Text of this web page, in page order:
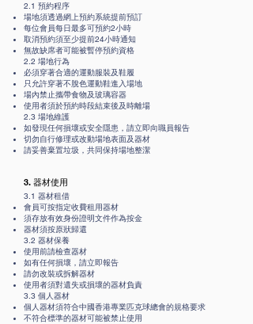
2.1 預約程序
場地須透過網上預約系統提前預訂
每位會員每日最多可預約2小時
取消預約須至少提前24小時通知
無故缺席者可能被暫停預約資格
2.2 場地行為
必須穿著合適的運動服裝及鞋履
只允許穿著不脫色運動鞋進入場地
場內禁止攜帶食物及玻璃容器
使用者須於預約時段結束後及時離場
2.3 場地維護
如發現任何損壞或安全隱患，請立即向職員報告
切勿自行修理或改動場地表面及器材
請妥善棄置垃圾，共同保持場地整潔
3. 器材使用
3.1 器材租借
會員可按指定收費租用器材
須存放有效身份證明文件作為按金
器材須按原狀歸還
3.2 器材保養
使用前請檢查器材
如有任何損壞，請立即報告
請勿改裝或拆解器材
使用者須對遺失或損壞的器材負責
3.3 個人器材
個人器材須符合中國香港專業匹克球總會的規格要求
不符合標準的器材可能被禁止使用